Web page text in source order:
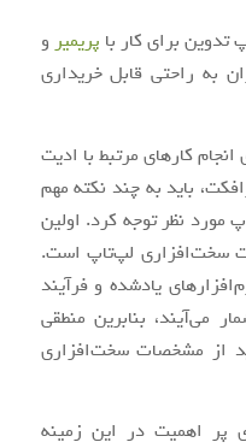
تدوین برای کار با پریمیر و
به راحتی قابل خریداری
کارهای مرتبط با ادیت
باید به چند نکته مهم
مورد نظر توجه کرد. اولین
سخت‌افزاری لپ‌تاپ است.
یادشده و فرآیند
می‌آیند، بنابرین منطقی
از مشخصات سخت‌افزاری
پر اهمیت در این زمینه